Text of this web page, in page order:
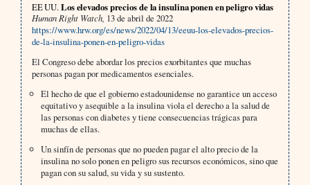
EE UU.Los elevados precios de la insulina ponen en peligro vidas
Human Right Watch, 13 de abril de 2022
https://www.hrw.org/es/news/2022/04/13/eeuu-los-elevados-precios-
de-la-insulina-ponen-en-peligro-vidas
El Congreso debe abordar los precios exorbitantes que muchas
personas pagan por medicamentos esenciales.
El hecho de que el gobierno estadounidense no garantice un acceso
equitativo y asequible a la insulina viola el derecho a la salud de
las personas con diabetes y tiene consecuencias trágicas para
muchas de ellas.
Un sinfín de personas que no pueden pagar el alto precio de la
insulina no solo ponen en peligro sus recursos económicos, sino que
pagan con su salud, su vida y su sustento.